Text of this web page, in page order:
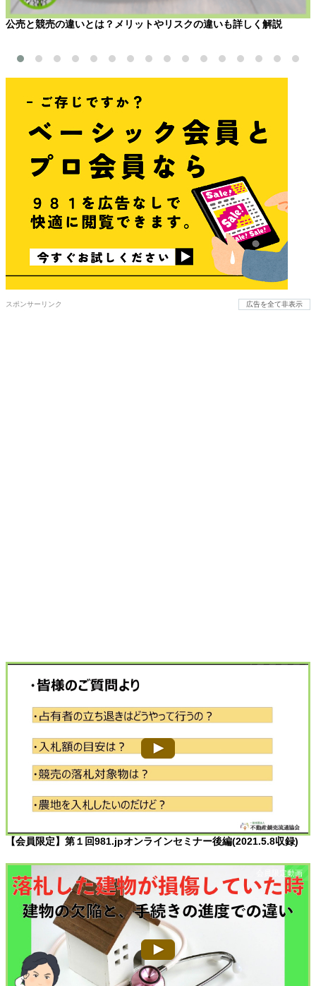
公売と競売の違いとは？メリットやリスクの違いも詳しく解説
スポンサーリンク 広告を全て非表示
【会員限定】第１回981.jpオンラインセミナー後編(2021.5.8収録)